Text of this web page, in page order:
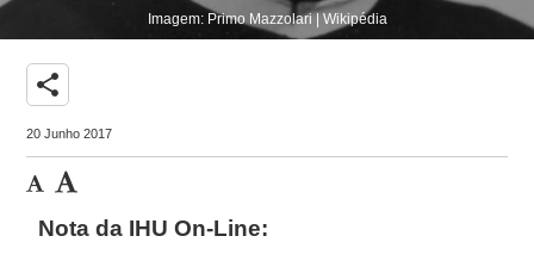
Imagem: Primo Mazzolari | Wikipédia
share
20 Junho 2017
Nota da IHU On-Line: